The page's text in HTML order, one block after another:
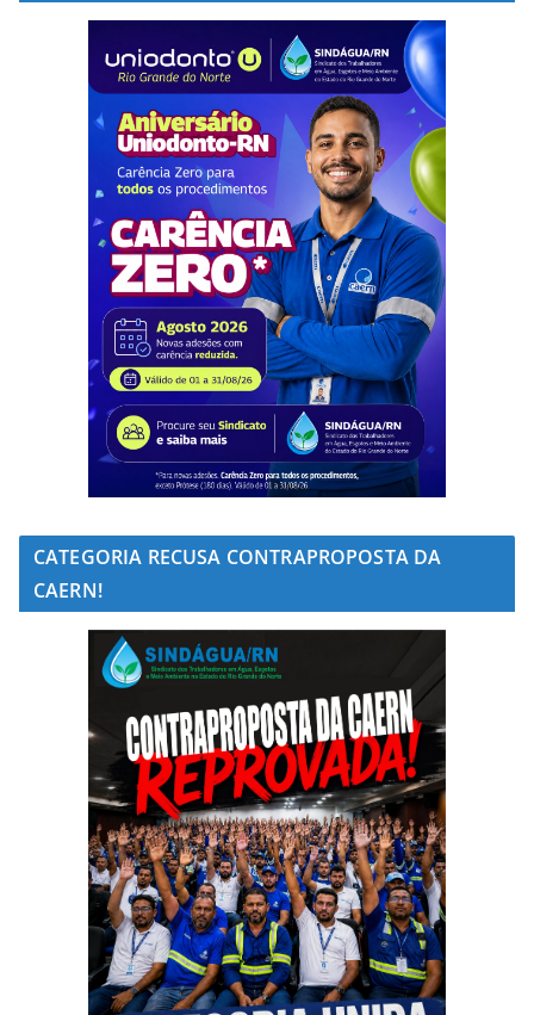
CATEGORIA RECUSA CONTRAPROPOSTA DA
CAERN!